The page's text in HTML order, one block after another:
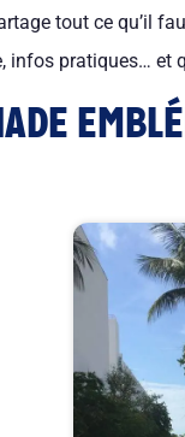
tout ce qu’il
infos pratiques… et